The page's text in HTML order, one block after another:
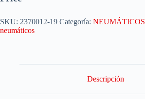
SKU: 2370012-19 Categoría: NEUMÁTICOS
neumáticos
Descripción